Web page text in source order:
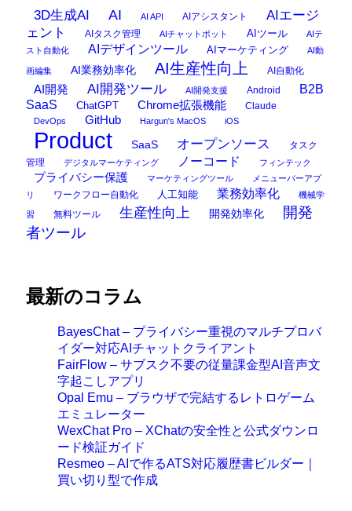
3D生成AI AI AI API AIアシスタント
AIエージ
ェント
AIタスク管理 AIチャットボット AIツール
AIテ
スト自動化
AIデザインツール AIマーケティング AI動
画編集 AI業務効率化 AI生産性向上 AI自動化
AI開発 AI開発ツール AI開発支援 Android
B2B
SaaS
ChatGPT Chrome拡張機能 Claude
DevOps GitHub Hargun's MacOS iOS
Product SaaS オープンソース
タスク
管理
デジタルマーケティング ノーコード フィンテック
プライバシー保護 マーケティングツール
メニューバーアプ
リ
ワークフロー自動化 人工知能 業務効率化 機械学
習 無料ツール 生産性向上 開発効率化
開発
者ツール
最新のコラム
BayesChat – プライバシー重視のマルチプロバ
イダー対応AIチャットクライアント
FairFlow – サブスク不要の従量課金型AI音声文
字起こしアプリ
Opal Emu – ブラウザで完結するレトロゲーム
エミュレーター
WexChat Pro – XChatの安全性と公式ダウンロ
ード検証ガイド
Resmeo – AIで作るATS対応履歴書ビルダー｜
買い切り型で作成